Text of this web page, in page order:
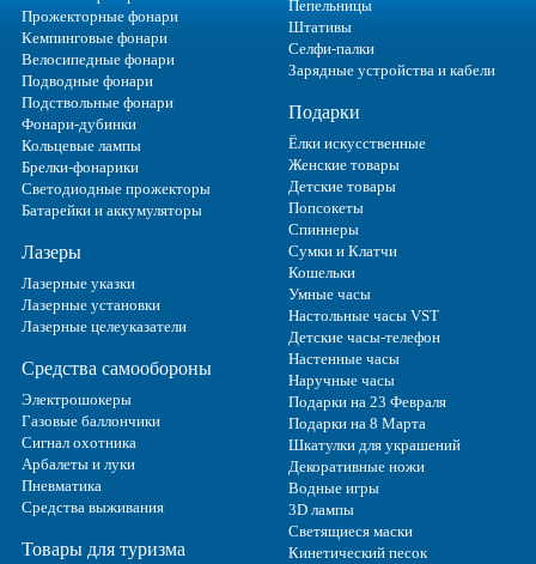
Прожекторные фонари
Кемпинговые фонари
Велосипедные фонари
Подводные фонари
Подствольные фонари
Фонари-дубинки
Кольцевые лампы
Брелки-фонарики
Светодиодные прожекторы
Батарейки и аккумуляторы
Лазеры
Лазерные указки
Лазерные установки
Лазерные целеуказатели
Средства самообороны
Электрошокеры
Газовые баллончики
Сигнал охотника
Арбалеты и луки
Пневматика
Средства выживания
Товары для туризма
Пепельницы
Штативы
Селфи-палки
Зарядные устройства и кабели
Подарки
Ёлки искусственные
Женские товары
Детские товары
Попсокеты
Спиннеры
Сумки и Клатчи
Кошельки
Умные часы
Настольные часы VST
Детские часы-телефон
Настенные часы
Наручные часы
Подарки на 23 Февраля
Подарки на 8 Марта
Шкатулки для украшений
Декоративные ножи
Водные игры
3D лампы
Светящиеся маски
Кинетический песок